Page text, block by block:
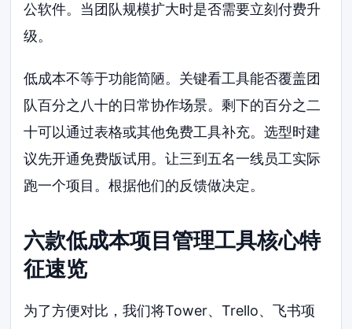
公软件。当团队规模扩大时是否需要立刻付费升
级。
低成本不等于功能简陋。关键看工具能否覆盖团
队百分之八十的日常协作场景。剩下的百分之二
十可以通过表格或其他免费工具补充。选型时建
议先开通免费版试用。让三到五名一线员工实际
跑一个项目。根据他们的反馈做决定。
六款低成本项目管理工具核心特
征速览
为了方便对比，我们将Tower、Trello、飞书项